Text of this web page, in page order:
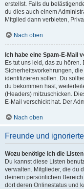
erstellst. Falls du
du dies auch einem
Mitglied dann verbieten,
Nach oben
Ich habe eine Spam-E-Mail
Es tut uns leid, das zu
Sicherheitsvorkehrungen,
identifizieren sollen. Du
du bekommen hast,
(Headers) mitzuschicken.
E-Mail verschickt hat. Der
Nach oben
Freunde und
Wozu benötige ich die
Du kannst diese Listen
verwalten. Mitglieder, die du
deinem persönlichen
dort deren Onlinestatus und